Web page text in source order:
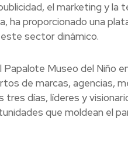
el marketing y la
ha proporcionado una
sector dinámico.
Papalote Museo del Niño
de marcas, agencias,
tres días, líderes y
que moldean el